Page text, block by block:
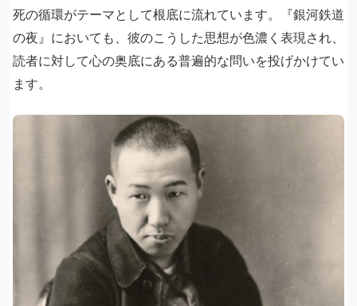
死の循環がテーマとして根底に流れています。『銀河鉄道
の夜』においても、彼のこうした思想が色濃く表現され、
読者に対して心の奥底にある普遍的な問いを投げかけてい
ます。